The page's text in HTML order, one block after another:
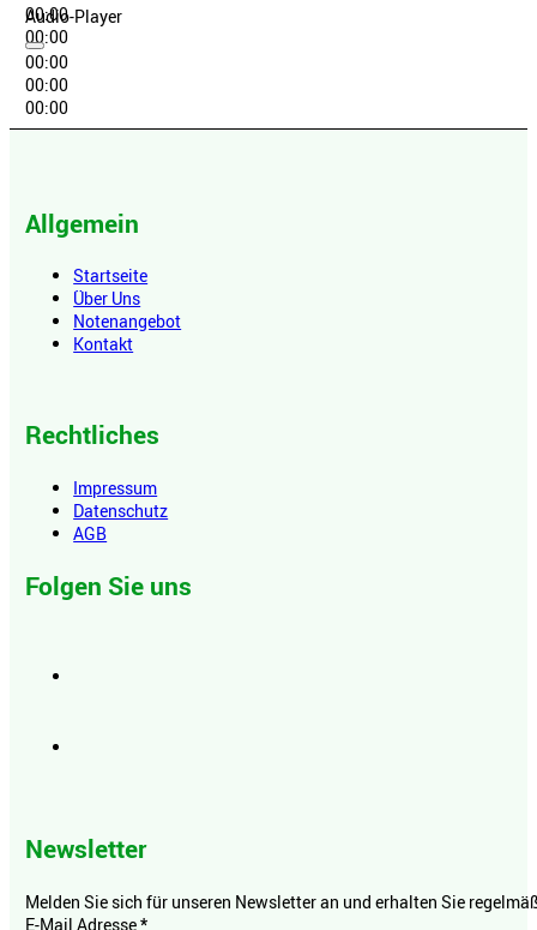
00:00
00:00
Audio-Player
00:00
00:00
00:00
Allgemein
Startseite
Über Uns
Notenangebot
Kontakt
Rechtliches
Impressum
Datenschutz
AGB
Folgen Sie uns
Newsletter
Melden Sie sich für unseren Newsletter an und erhalten Sie
E-Mail Adresse*